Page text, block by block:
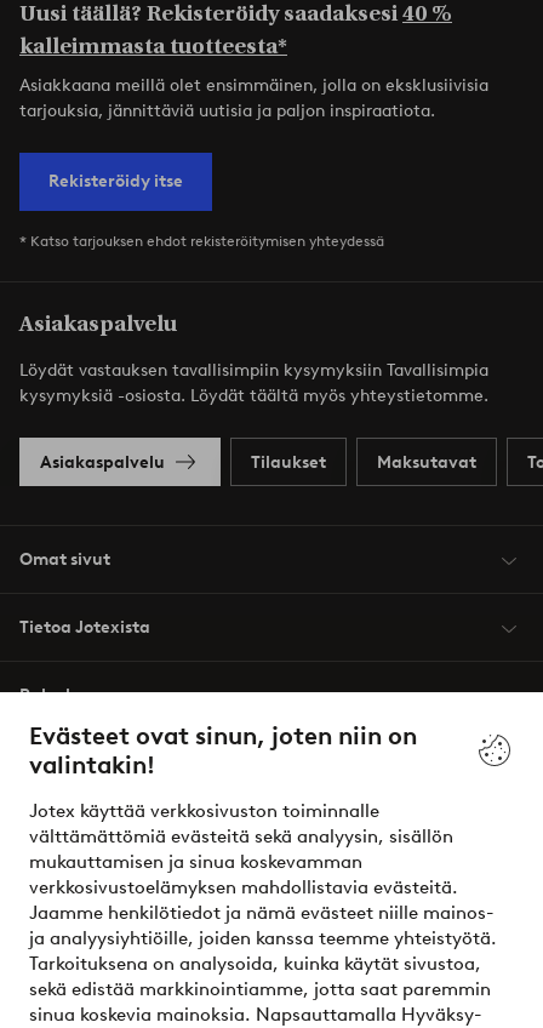
Evästeet ovat sinun, joten niin on
valintakin!
Jotex käyttää verkkosivuston toiminnalle
välttämättömiä evästeitä sekä analyysin, sisällön
mukauttamisen ja sinua koskevamman
verkkosivustoelämyksen mahdollistavia evästeitä.
Jaamme henkilötiedot ja nämä evästeet niille mainos-
ja analyysiyhtiöille, joiden kanssa teemme yhteistyötä.
Tarkoituksena on analysoida, kuinka käytät sivustoa,
sekä edistää markkinointiamme, jotta saat paremmin
sinua koskevia mainoksia. Napsauttamalla Hyväksy-
Uusi täällä? Rekisteröidy saadaksesi40 %
kalleimmasta tuotteesta*
Asiakkaana meillä olet ensimmäinen, jolla on eksklusiivisia
tarjouksia, jännittäviä uutisia ja paljon inspiraatiota.
Rekisteröidy itse
* Katso tarjouksen ehdot rekisteröitymisen yhteydessä
Asiakaspalvelu
Löydät vastauksen tavallisimpiin kysymyksiin Tavallisimpia
kysymyksiä -osiosta. Löydät täältä myös yhteystietomme.
Asiakaspalvelu Tilaukset Maksutavat
Omat sivut
Tietoa Jotexista
Palvelumme
Ehdot
Ystävät
Turvalliset maksut – maksa nyt tai erissä
Haluatko tietää lisää maksuvaihtoehdoistamme?
elpy